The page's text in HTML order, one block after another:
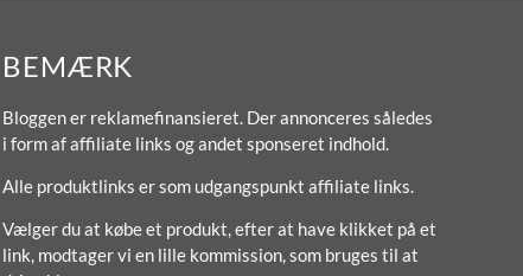
BEMÆRK
Bloggen er reklamefinansieret. Der annonceres således
i form af affiliate links og andet sponseret indhold.
Alle produktlinks er som udgangspunkt affiliate links.
Vælger du at købe et produkt, efter at have klikket på et
link, modtager vi en lille kommission, som bruges til at